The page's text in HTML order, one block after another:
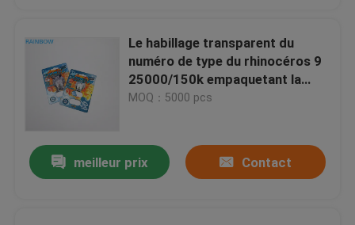
Le habillage transparent du
numéro de type du rhinocéros 9
25000/150k empaquetant la
carte de l'effet 3d a adapté la
MOQ：5000 pcs
meilleur prix Contact